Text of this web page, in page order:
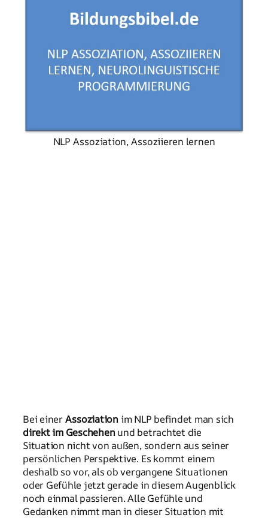
NLP Assoziation, Assoziieren lernen
Bei einerAssoziationim NLP befindet man sich
direkt im Geschehenund betrachtet die
Situation nicht von außen, sondern aus seiner
persönlichen Perspektive. Es kommt einem
deshalb so vor, als ob vergangene Situationen
oder Gefühle jetzt gerade in diesem Augenblick
noch einmal passieren. Alle Gefühle und
Gedanken nimmt man in dieser Situation mit